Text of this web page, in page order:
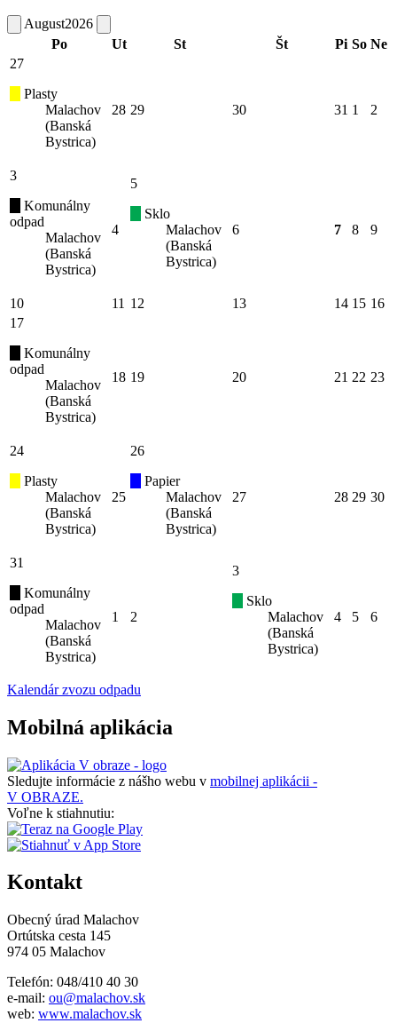
August2026
Po
Ut St Št Pi So Ne
27
Plasty
Malachov
(Banská
Bystrica)
28 29 30 31 1 2
3
Komunálny
odpad
Malachov
(Banská
Bystrica)
4
5
Sklo
Malachov
(Banská
Bystrica)
6 7 8 9
10 11 12 13 14 15 16
17
Komunálny
odpad
Malachov
(Banská
Bystrica)
18 19 20 21 22 23
24
Plasty
Malachov
(Banská
Bystrica)
25
26
Papier
Malachov
(Banská
Bystrica)
27 28 29 30
31
Komunálny
odpad
Malachov
(Banská
Bystrica)
1 2
3
Sklo
Malachov
(Banská
Bystrica)
4 5 6
Kalendár zvozu odpadu
Mobilná aplikácia
Sledujte informácie z nášho webu v mobilnej aplikácii -
V OBRAZE.
Voľne k stiahnutiu:
Kontakt
Obecný úrad Malachov
Ortútska cesta 145
974 05 Malachov
Telefón: 048/410 40 30
e-mail: ou@malachov.sk
web: www.malachov.sk